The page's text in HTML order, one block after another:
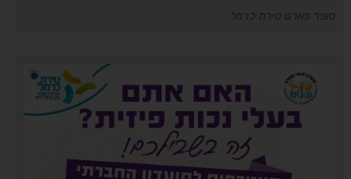
סופר פארם טירת כרמל